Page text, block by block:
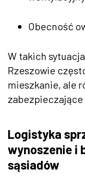
Obecność
W takich
Rzeszowie
mieszkanie, ale
zabezpieczające
Logistyka
wynoszenie i
sąsiadów